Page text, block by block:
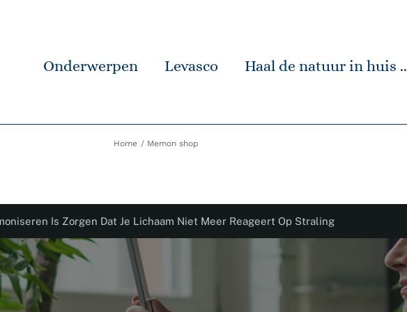
Onderwerpen Levasco Haal de natuur in huis ..
Home Memon shop
Is Zorgen Dat Je Lichaam Niet Meer Reageert Op Straling